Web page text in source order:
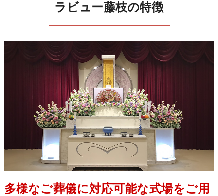
ラビュー藤枝の特徴
多様なご葬儀に対応可能な式場をご用